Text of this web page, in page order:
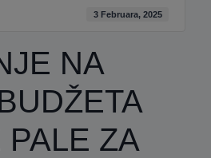
3 Februara, 2025
NA
ZA